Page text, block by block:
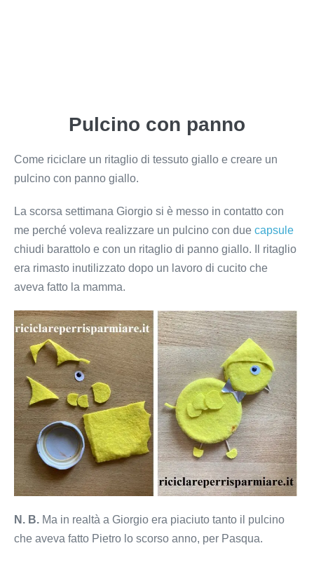
Pulcino con panno
Come riciclare un ritaglio di tessuto giallo e creare un
pulcino con panno giallo.
La scorsa settimana Giorgio si è messo in contatto con
me perché voleva realizzare un pulcino con due capsule
chiudi barattolo e con un ritaglio di panno giallo. Il ritaglio
era rimasto inutilizzato dopo un lavoro di cucito che
aveva fatto la mamma.
N. B. Ma in realtà a Giorgio era piaciuto tanto il pulcino
che aveva fatto Pietro lo scorso anno, per Pasqua.